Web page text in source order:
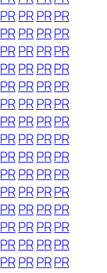
PRPR PRPR
PRPR PRPR
PRPR PRPR
PRPR PRPR
PRPR PRPR
PRPR PRPR
PRPR PRPR
PRPR PRPR
PRPR PRPR
PRPR PRPR
PRPR PRPR
PRPR PRPR
PRPR PRPR
PRPR PRPR
PRPR PRPR